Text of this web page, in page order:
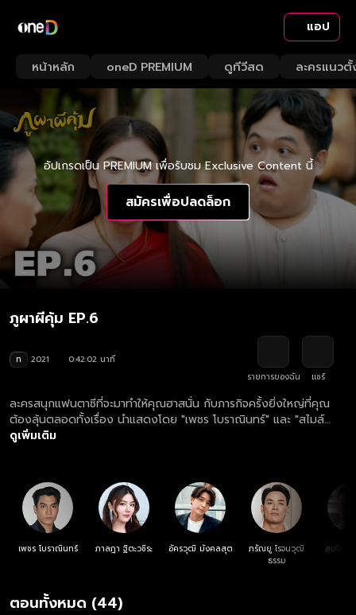
แอป
หน้าหลัก oneD PREMIUM ดูทีวีสด ละครแนวตั้
อัปเกรดเป็น PREMIUM เพื่อรับชม Exclusive Content นี้
สมัครเพื่อปลดล็อก
ภูผาผีคุ้ม EP.6
ท 2021
0:42:02 นาที
รายการของฉัน
แชร์
ละครสนุกแฟนตาซีที่จะมาทำให้คุณฮาสนั่น กับภารกิจครั้งยิ่งใหญ่ที่คุณ
ต้องลุ้นตลอดทั้งเรื่อง นำแสดงโดย "เพชร โบราณินทร์" และ "สไมล์
ภาลฎา"... เจ้าชายผู้หายตัวไปในหุบเขาลึกลับและสูญเสียความทรงจำ ถูก
เป็นการกอบกู้บัลลังก์ครั้งยิ่งใหญ่
ดูเพิ่มเติม
เพชร โบราณินทร์ ภาลฎา ฐิตะวชิระ อัครวุฒิ มังคลสุต
ภรัณยู โรจนวุฒิ
ธรรม
สมจิตร
ตอนทั้งหมด (44)